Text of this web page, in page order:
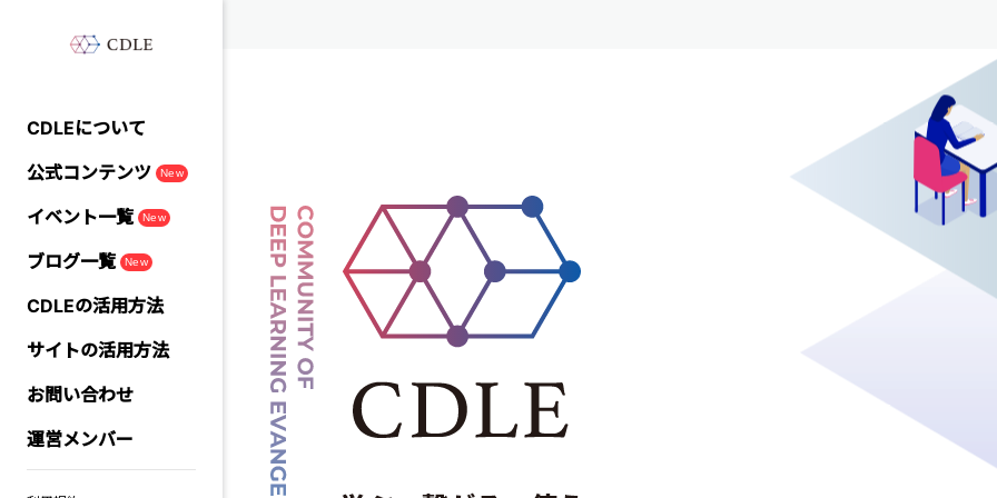
CDLEについて
公式コンテンツ
New
イベント一覧 New
ブログ一覧 New
CDLEの活用方法
サイトの活用方法
お問い合わせ
運営メンバー